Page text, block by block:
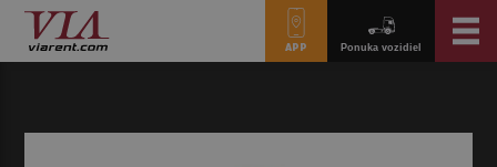
APP Ponuka vozidiel